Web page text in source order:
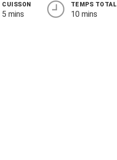
CUISSON
5 mins
TEMPS TOTAL
10 mins